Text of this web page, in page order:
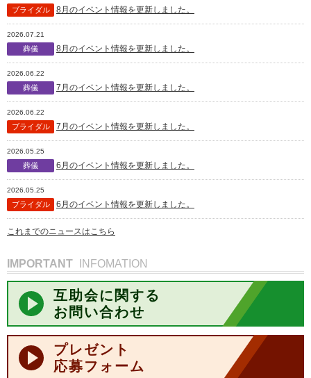
ブライダル 8月のイベント情報を更新しました。
2026.07.21
葬儀 8月のイベント情報を更新しました。
2026.06.22
葬儀 7月のイベント情報を更新しました。
2026.06.22
ブライダル 7月のイベント情報を更新しました。
2026.05.25
葬儀 6月のイベント情報を更新しました。
2026.05.25
ブライダル 6月のイベント情報を更新しました。
これまでのニュースはこちら
IMPORTANT INFOMATION
互助会に関する
お問い合わせ
プレゼント
応募フォーム